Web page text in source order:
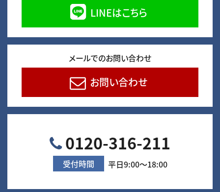
LINEはこちら
メールでのお問い合わせ
お問い合わせ
0120-316-211
受付時間 平日9:00～18:00